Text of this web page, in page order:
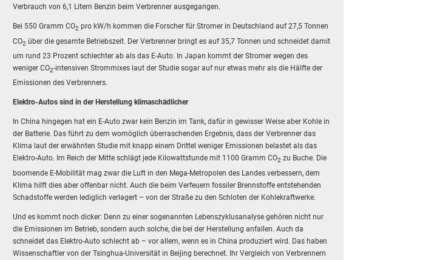
Verbrauch von 6,1 Litern Benzin beim Verbrenner ausgegangen.
Bei 550 Gramm CO2 pro kW/h kommen die Forscher für Stromer in Deutschland auf 27,5 Tonnen
CO2 über die gesamte Betriebszeit. Der Verbrenner bringt es auf 35,7 Tonnen und schneidet damit
um rund 23 Prozent schlechter ab als das E-Auto. In Japan kommt der Stromer wegen des
weniger CO2-intensiven Strommixes laut der Studie sogar auf nur etwas mehr als die Hälfte der
Emissionen des Verbrenners.
Elektro-Autos sind in der Herstellung klimaschädlicher
In China hingegen hat ein E-Auto zwar kein Benzin im Tank, dafür in gewisser Weise aber Kohle in
der Batterie. Das führt zu dem womöglich überraschenden Ergebnis, dass der Verbrenner das
Klima laut der erwähnten Studie mit knapp einem Drittel weniger Emissionen belastet als das
Elektro-Auto. Im Reich der Mitte schlägt jede Kilowattstunde mit 1100 Gramm CO2 zu Buche. Die
boomende E-Mobilität mag zwar die Luft in den Mega-Metropolen des Landes verbessern, dem
Klima hilft dies aber offenbar nicht. Auch die beim Verfeuern fossiler Brennstoffe entstehenden
Schadstoffe werden lediglich verlagert – von der Straße zu den Schloten der Kohlekraftwerke.
Und es kommt noch dicker: Denn zu einer sogenannten Lebenszyklusanalyse gehören nicht nur
die Emissionen im Betrieb, sondern auch solche, die bei der Herstellung anfallen. Auch da
schneidet das Elektro-Auto schlecht ab – vor allem, wenn es in China produziert wird. Das haben
Wissenschaftler von der Tsinghua-Universität in Beijing berechnet. Ihr Vergleich von Verbrennern